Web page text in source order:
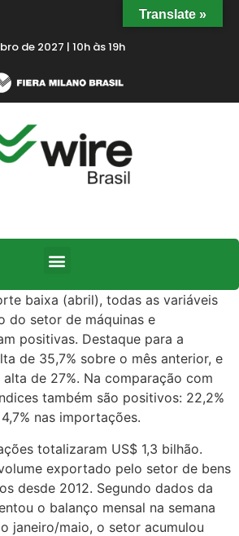
de 2027 | 10h às 19h
baixa (abril), todas as variáveis
do setor de máquinas e
positivas. Destaque para a
de 35,7% sobre o mês anterior, e
de 27%. Na comparação com
também são positivos: 22,2%
nas importações.
totalizaram US$ 1,3 bilhão.
exportado pelo setor de bens
desde 2012. Segundo dados da
o balanço mensal na semana
janeiro/maio, o setor acumulou
Translate »